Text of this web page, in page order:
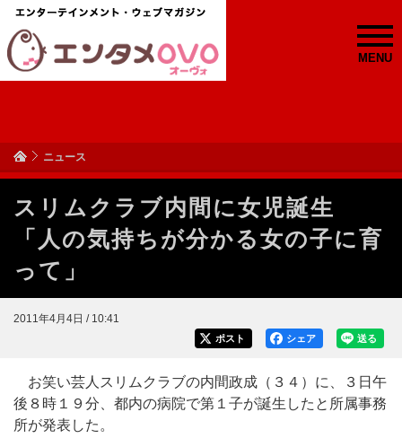
MENU
ニュース
スリムクラブ内間に女児誕生
「人の気持ちが分かる女の子に育
って」
2011年4月4日 / 10:41
送る
シェア
ポスト
お笑い芸人スリムクラブの内間政成（３４）に、３日午
後８時１９分、都内の病院で第１子が誕生したと所属事務
所が発表した。